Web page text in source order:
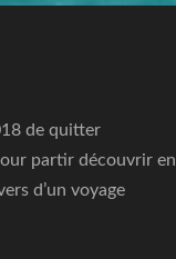
de quitter
partir découvrir en
d’un voyage